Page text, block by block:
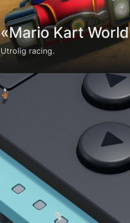
«Mario Kart
Utrolig racing.